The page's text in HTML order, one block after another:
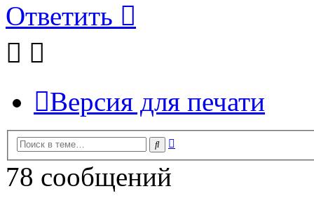
Ответить
Версия для печати
Поиск
78 сообщений